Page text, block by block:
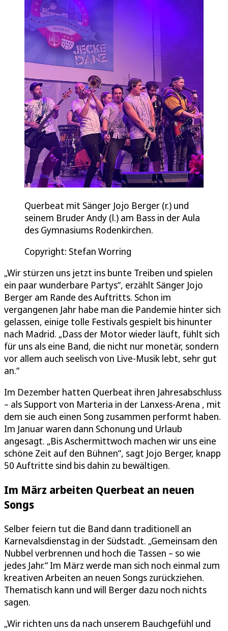
Querbeat mit Sänger Jojo Berger (r.) und
seinem Bruder Andy (l.) am Bass in der Aula
des Gymnasiums Rodenkirchen.
Copyright: Stefan Worring
„Wir stürzen uns jetzt ins bunte Treiben und spielen
ein paar wunderbare Partys“, erzählt Sänger Jojo
Berger am Rande des Auftritts. Schon im
vergangenen Jahr habe man die Pandemie hinter sich
gelassen, einige tolle Festivals gespielt bis hinunter
nach Madrid. „Dass der Motor wieder läuft, fühlt sich
für uns als eine Band, die nicht nur monetär, sondern
vor allem auch seelisch von Live-Musik lebt, sehr gut
an.“
Im Dezember hatten Querbeat ihren Jahresabschluss
– als Support von Marteria in der Lanxess-Arena , mit
dem sie auch einen Song zusammen performt haben.
Im Januar waren dann Schonung und Urlaub
angesagt. „Bis Aschermittwoch machen wir uns eine
schöne Zeit auf den Bühnen“, sagt Jojo Berger, knapp
50 Auftritte sind bis dahin zu bewältigen.
Im März arbeiten Querbeat an neuen
Songs
Selber feiern tut die Band dann traditionell an
Karnevalsdienstag in der Südstadt. „Gemeinsam den
Nubbel verbrennen und hoch die Tassen – so wie
jedes Jahr.“ Im März werde man sich noch einmal zum
kreativen Arbeiten an neuen Songs zurückziehen.
Thematisch kann und will Berger dazu noch nichts
sagen.
„Wir richten uns da nach unserem Bauchgefühl und